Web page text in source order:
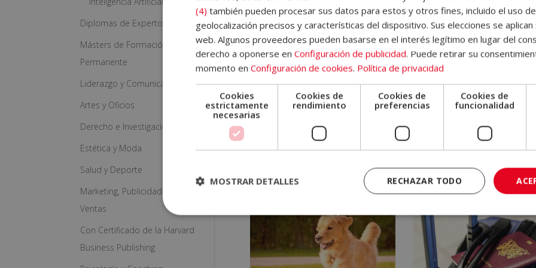
Diplomas de Experto
Másters de Formación
Permanente
Liderazgo y Comunicación
Artes y Oficios
Derecho e Investigación
Estética y Moda
Salud y Deporte
Marketing, Publicidad y
Ventas
Con Certificado de la Harvard
Business Publishing
Máster en Escritura, Narración
y Creatividad Literaria (Con
Certificado de «Writing Skills»
de la Harvard Business
1.920,00 € El
era:
1.920,00€.
480,00
es:
480,00€.
Alimentos en Publicidad
precio
original
era:
precio
es:
(4) también pueden procesar sus datos para estos y otros fines, incluido el uso
geolocalización precisos y características del dispositivo. Sus elecciones se
web. Algunos proveedores pueden basarse en el interés legítimo en lugar del
derecho a oponerse en Configuración de publicidad. Puede retirar su
momento en Configuración de cookies. Política de privacidad
Cookies
estrictamente
necesarias
Cookies de
rendimiento
Cookies de
preferencias
Cookies de
funcionalidad
RECHAZAR TODO
MOSTRAR DETALLES